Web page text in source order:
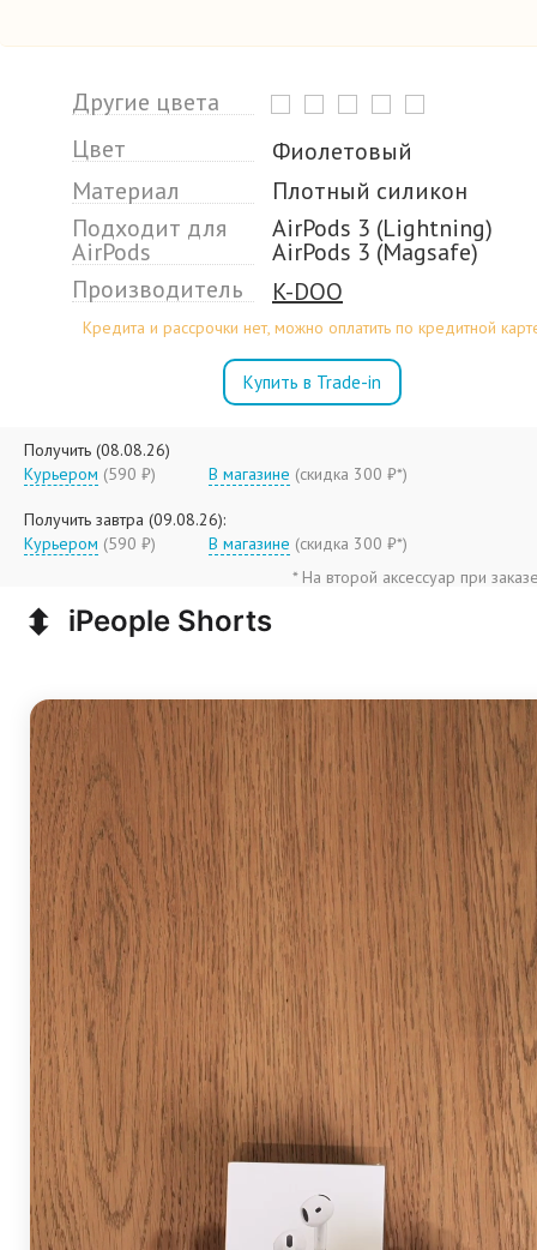
Другие цвета
Цвет
Фиолетовый
Материал
Плотный силикон
Подходит для
AirPods
AirPods 3 (Lightning)
AirPods 3 (Magsafe)
Производитель
K-DOO
Кредита и рассрочки нет, можно оплатить по кредитной
Купить в Trade-in
Получить (08.08.26)
Курьером (590 ₽) В магазине (скидка 300 ₽*)
Получить завтра (09.08.26):
Курьером (590 ₽) В магазине (скидка 300 ₽*)
* На второй аксессуар при
⬍ iPeople Shorts